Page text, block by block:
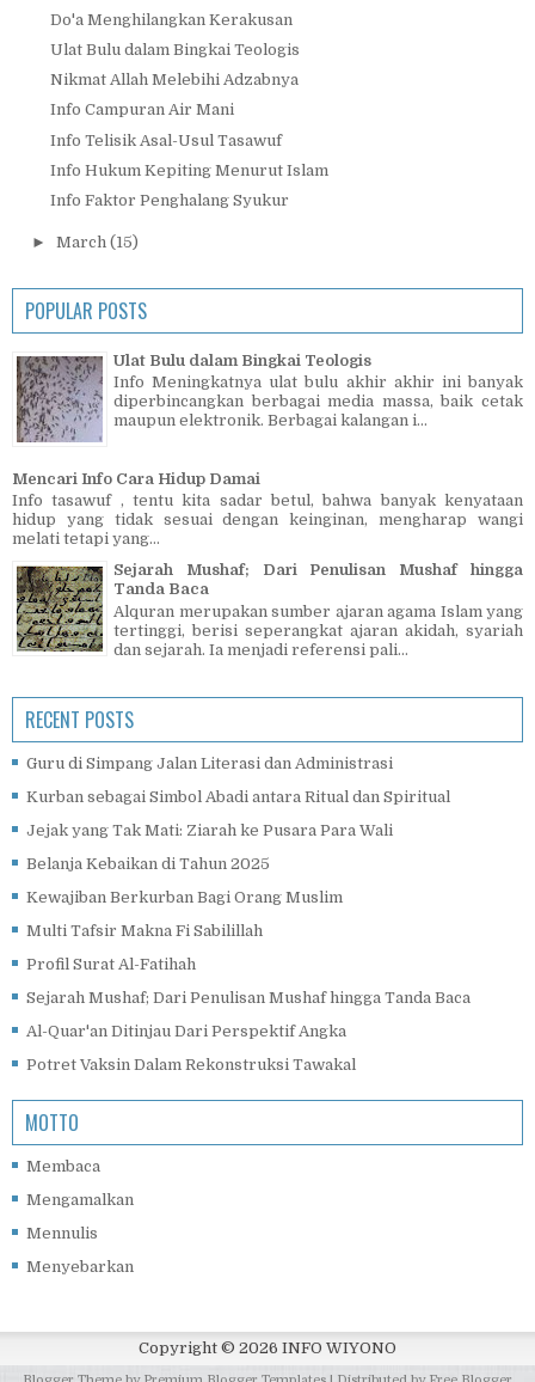
Do'a Menghilangkan Kerakusan
Ulat Bulu dalam Bingkai Teologis
Nikmat Allah Melebihi Adzabnya
Info Campuran Air Mani
Info Telisik Asal-Usul Tasawuf
Info Hukum Kepiting Menurut Islam
Info Faktor Penghalang Syukur
► March (15)
POPULAR POSTS
Ulat Bulu dalam Bingkai Teologis
Info Meningkatnya ulat bulu akhir akhir ini banyak
diperbincangkan berbagai media massa, baik cetak
maupun elektronik. Berbagai kalangan i...
Mencari Info Cara Hidup Damai
Info tasawuf , tentu kita sadar betul, bahwa banyak kenyataan
hidup yang tidak sesuai dengan keinginan, mengharap wangi
melati tetapi yang...
Sejarah Mushaf; Dari Penulisan Mushaf hingga
Tanda Baca
Alquran merupakan sumber ajaran agama Islam yang
tertinggi, berisi seperangkat ajaran akidah, syariah
dan sejarah. Ia menjadi referensi pali...
RECENT POSTS
Guru di Simpang Jalan Literasi dan Administrasi
Kurban sebagai Simbol Abadi antara Ritual dan Spiritual
Jejak yang Tak Mati: Ziarah ke Pusara Para Wali
Belanja Kebaikan di Tahun 2025
Kewajiban Berkurban Bagi Orang Muslim
Multi Tafsir Makna Fi Sabilillah
Profil Surat Al-Fatihah
Sejarah Mushaf; Dari Penulisan Mushaf hingga Tanda Baca
Al-Quar'an Ditinjau Dari Perspektif Angka
Potret Vaksin Dalam Rekonstruksi Tawakal
MOTTO
Membaca
Mengamalkan
Mennulis
Menyebarkan
Copyright © 2026 INFO WIYONO